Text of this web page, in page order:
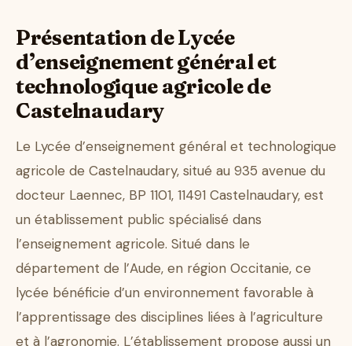
Présentation de Lycée
d’enseignement général et
technologique agricole de
Castelnaudary
Le Lycée d’enseignement général et technologique
agricole de Castelnaudary, situé au 935 avenue du
docteur Laennec, BP 1101, 11491 Castelnaudary, est
un établissement public spécialisé dans
l’enseignement agricole. Situé dans le
département de l’Aude, en région Occitanie, ce
lycée bénéficie d’un environnement favorable à
l’apprentissage des disciplines liées à l’agriculture
et à l’agronomie. L’établissement propose aussi un